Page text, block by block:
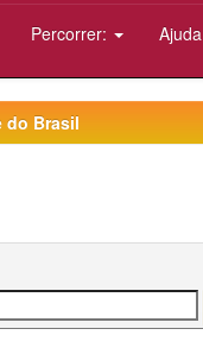
Percorrer: Ajuda
do Brasil